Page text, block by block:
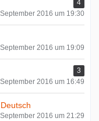
4
2016 um 19:30
2016 um 19:09
3
2016 um 16:49
2016 um 21:29